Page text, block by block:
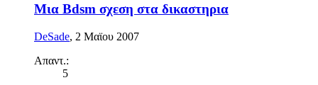
Μια Bdsm σχεση στα δικαστηρια
DeSade, 2 Μαϊου 2007
Απαντ.:
5